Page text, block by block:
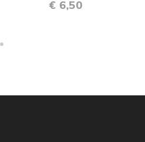
€ 6,50